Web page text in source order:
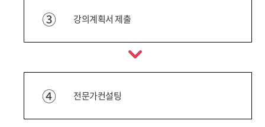
③ 강의계획서 제출
④ 전문가컨설팅